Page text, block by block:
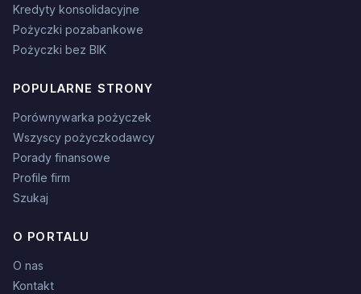
Kredyty konsolidacyjne
Pożyczki pozabankowe
Pożyczki bez BIK
POPULARNE STRONY
Porównywarka pożyczek
Wszyscy pożyczkodawcy
Porady finansowe
Profile firm
Szukaj
O PORTALU
O nas
Kontakt